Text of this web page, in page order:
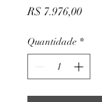
R$ 7.976,00Preço
Quantidade *